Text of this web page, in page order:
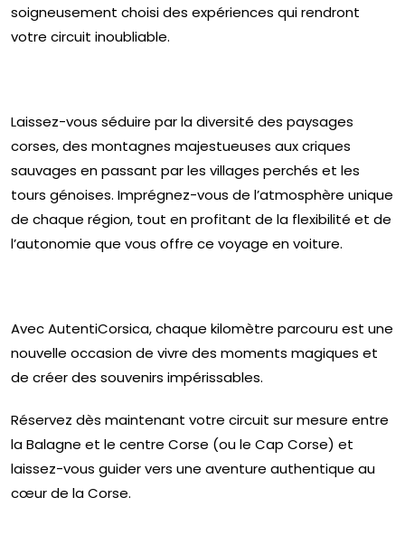
soigneusement choisi des expériences qui rendront
votre circuit inoubliable.
Laissez-vous séduire par la diversité des paysages
corses, des montagnes majestueuses aux criques
sauvages en passant par les villages perchés et les
tours génoises. Imprégnez-vous de l’atmosphère unique
de chaque région, tout en profitant de la flexibilité et de
l’autonomie que vous offre ce voyage en voiture.
Avec AutentiCorsica, chaque kilomètre parcouru est une
nouvelle occasion de vivre des moments magiques et
de créer des souvenirs impérissables.
Réservez dès maintenant votre circuit sur mesure entre
la Balagne et le centre Corse (ou le Cap Corse) et
laissez-vous guider vers une aventure authentique au
cœur de la Corse.